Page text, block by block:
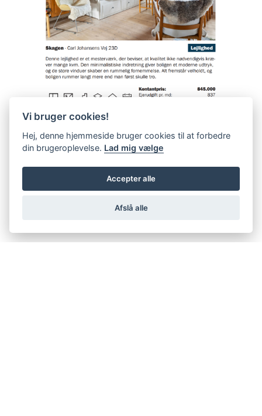
Vi bruger cookies!
Hej, denne hjemmeside bruger cookies til at forbedre
din brugeroplevelse. Lad mig vælge
Accepter alle
Afslå alle